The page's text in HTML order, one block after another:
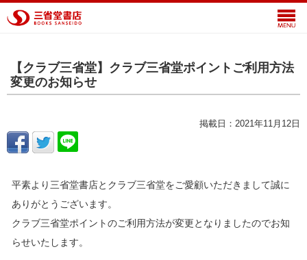
【クラブ三省堂】クラブ三省堂ポイントご利用方法
変更のお知らせ
掲載日：2021年11月12日
平素より三省堂書店とクラブ三省堂をご愛顧いただきまして誠に
ありがとうございます。
クラブ三省堂ポイントのご利用方法が変更となりましたのでお知
らせいたします。